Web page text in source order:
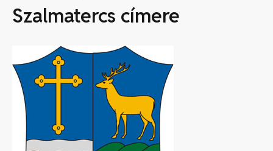
Szalmatercs címere